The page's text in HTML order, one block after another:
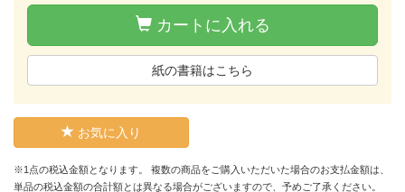
カートに入れる
紙の書籍はこちら
お気に入り
※1点の税込金額となります。 複数の商品をご購入いただいた場合のお支払金額は、
単品の税込金額の合計額とは異なる場合がございますので、予めご了承ください。